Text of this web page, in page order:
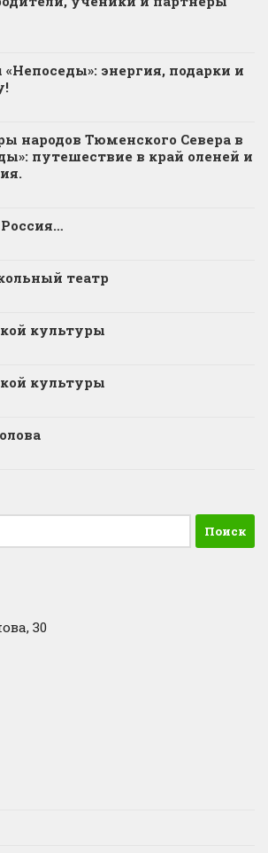
энергия, подарки и
народов Тюменского Севера в
путешествие в край оленей и
театр
культуры
культуры
30